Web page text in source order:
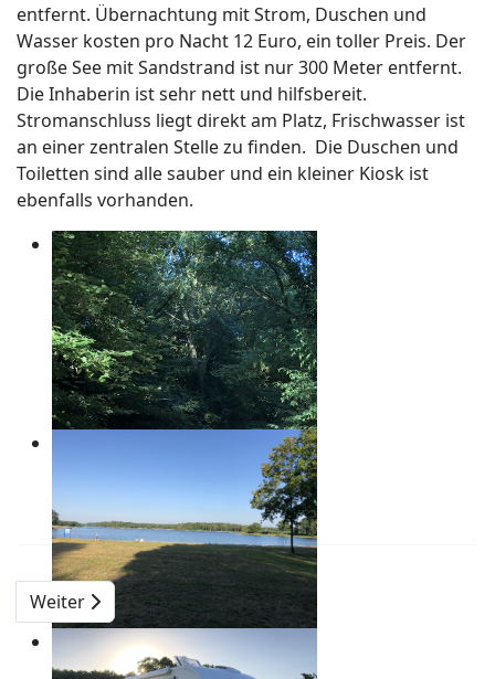
entfernt. Übernachtung mit Strom, Duschen und
Wasser kosten pro Nacht 12 Euro, ein toller Preis. Der
große See mit Sandstrand ist nur 300 Meter entfernt.
Die Inhaberin ist sehr nett und hilfsbereit.
Stromanschluss liegt direkt am Platz, Frischwasser ist
an einer zentralen Stelle zu finden. Die Duschen und
Toiletten sind alle sauber und ein kleiner Kiosk ist
ebenfalls vorhanden.
Weiter